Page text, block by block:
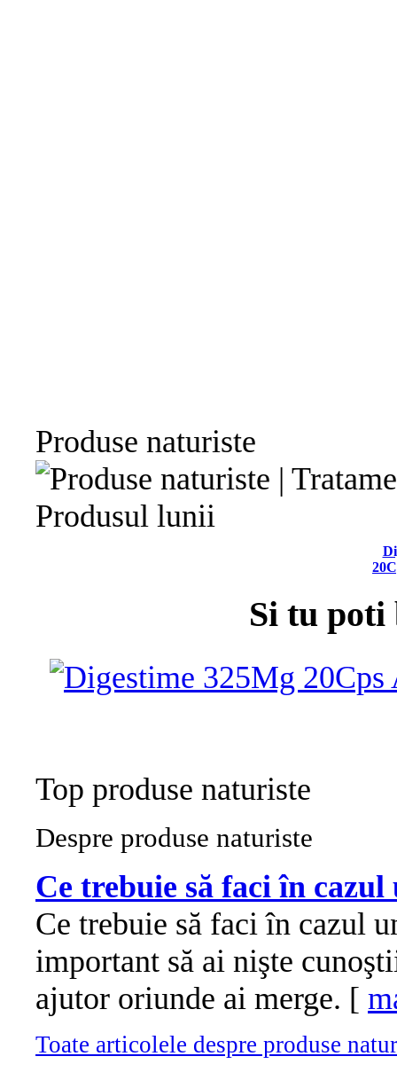
Produse naturiste
Produsul lunii
Si tu poti
Top produse naturiste
Despre produse naturiste
Ce trebuie să faci în
Ce trebuie să faci în cazul
important să ai nişte
ajutor oriunde ai merge. [
Toate articolele despre produse